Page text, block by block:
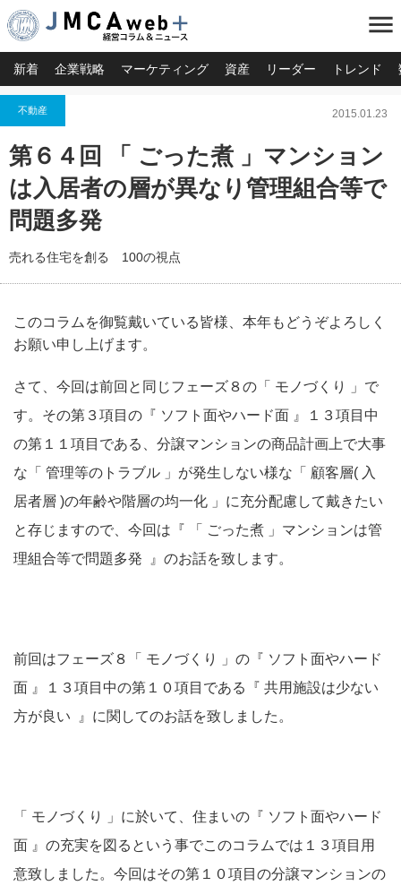
menu
新着 企業戦略 マーケティング 資産 リーダー トレンド
不動産 2015.01.23
第６４回 「 ごった煮 」マンション
は入居者の層が異なり管理組合等で
問題多発
売れる住宅を創る 100の視点
このコラムを御覧戴いている皆様、本年もどうぞよろしく
お願い申し上げます。
さて、今回は前回と同じフェーズ８の「 モノづくり 」で
す。その第３項目の『 ソフト面やハード面 』１３項目中
の第１１項目である、分譲マンションの商品計画上で大事
な「 管理等のトラブル 」が発生しない様な「 顧客層( 入
居者層 )の年齢や階層の均一化 」に充分配慮して戴きたい
と存じますので、今回は『 「 ごった煮 」マンションは管
理組合等で問題多発 』のお話を致します。
前回はフェーズ８「 モノづくり 」の『 ソフト面やハード
面 』１３項目中の第１０項目である『 共用施設は少ない
方が良い 』に関してのお話を致しました。
「 モノづくり 」に於いて、住まいの『 ソフト面やハード
面 』の充実を図るという事でこのコラムでは１３項目用
意致しました。今回はその第１０項目の分譲マンションの